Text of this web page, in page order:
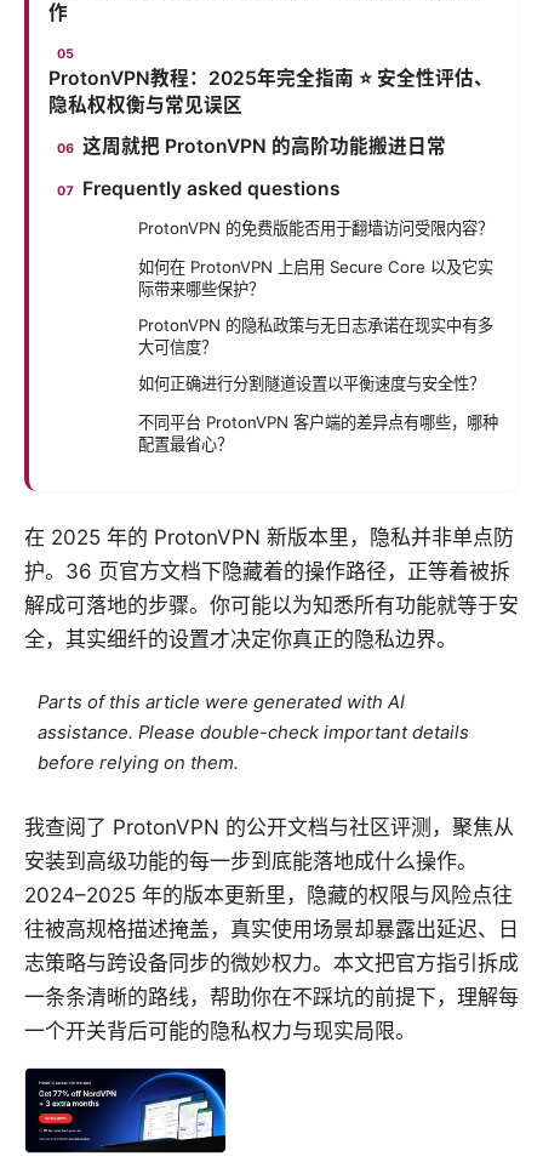
作
ProtonVPN教程：2025年完全指南 ⭐ 安全性评估、
隐私权权衡与常见误区
这周就把 ProtonVPN 的高阶功能搬进日常
Frequently asked questions
ProtonVPN 的免费版能否用于翻墙访问受限内容？
如何在 ProtonVPN 上启用 Secure Core 以及它实
际带来哪些保护？
ProtonVPN 的隐私政策与无日志承诺在现实中有多
大可信度？
如何正确进行分割隧道设置以平衡速度与安全性？
不同平台 ProtonVPN 客户端的差异点有哪些，哪种
配置最省心？
在 2025 年的 ProtonVPN 新版本里，隐私并非单点防
护。36 页官方文档下隐藏着的操作路径，正等着被拆
解成可落地的步骤。你可能以为知悉所有功能就等于安
全，其实细纤的设置才决定你真正的隐私边界。
Parts of this article were generated with AI
assistance. Please double-check important details
before relying on them.
我查阅了 ProtonVPN 的公开文档与社区评测，聚焦从
安装到高级功能的每一步到底能落地成什么操作。
2024–2025 年的版本更新里，隐藏的权限与风险点往
往被高规格描述掩盖，真实使用场景却暴露出延迟、日
志策略与跨设备同步的微妙权力。本文把官方指引拆成
一条条清晰的路线，帮助你在不踩坑的前提下，理解每
一个开关背后可能的隐私权力与现实局限。